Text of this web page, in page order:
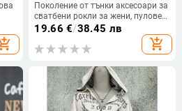
Поколение от тънки аксесоари за
сватбени рокли за жени, пуловер
с прежда през рамо, перспектива,
пайети, малко палто, малка
жилетка
19.66 €/38.45 лв
add_shopping_cart